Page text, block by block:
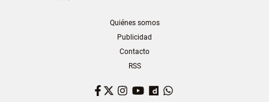
Quiénes somos
Publicidad
Contacto
RSS
Facebook
TwitterInstagram
YouTubeDailymotion